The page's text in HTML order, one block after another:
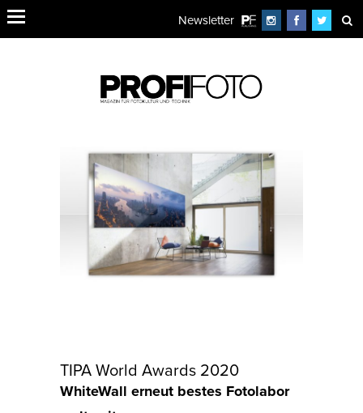
Newsletter
TIPA World Awards 2020
WhiteWall erneut bestes Fotolabor